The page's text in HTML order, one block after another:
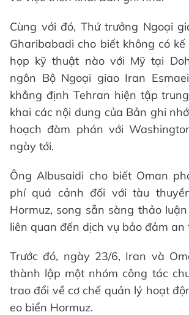
Cùng với đó, Thứ trưởng Ngoại
Gharibabadi cho biết không có
họp kỹ thuật nào với Mỹ tại
ngôn Bộ Ngoại giao Iran
khẳng định Tehran hiện tập
khai các nội dung của Bản ghi
hoạch đàm phán với
ngày tới.
Ông Albusaidi cho biết Oman
phí quá cảnh đối với tàu
Hormuz, song sẵn sàng thảo
liên quan đến dịch vụ bảo đảm
Trước đó, ngày 23/6, Iran và
thành lập một nhóm công tác
trao đổi về cơ chế quản lý hoạt
eo biển Hormuz.